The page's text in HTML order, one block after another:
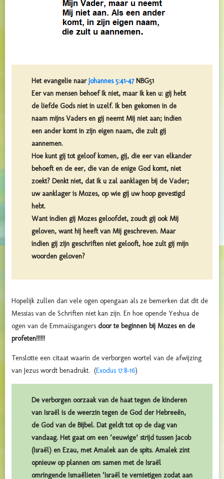
Het evangelie naar Johannes 5:41-47NBG51
Eer van mensen behoef Ik niet, maar Ik ken u: gij hebt
de liefde Gods niet in uzelf. Ik ben gekomen in de
naam mijns Vaders en gij neemt Mij niet aan; indien
een ander komt in zijn eigen naam, die zult gij
aannemen.
Hoe kunt gij tot geloof komen, gij, die eer van elkander
behoeft en de eer, die van de enige God komt, niet
zoekt? Denkt niet, dat Ik u zal aanklagen bij de Vader;
uw aanklager is Mozes, op wie gij uw hoop gevestigd
hebt.
Want indien gij Mozes geloofdet, zoudt gij ook Mij
geloven, want hij heeft van Mij geschreven. Maar
indien gij zijn geschriften niet gelooft, hoe zult gij mijn
woorden geloven?
Hopelijk zullen dan vele ogen opengaan als ze bemerken dat dit de
Messias van de Schriften niet kan zijn. En hoe opende Yeshua de
ogen van de Emmaüsgangers door te beginnen bij Mozes en de
profeten!!!!!!
Tenslotte een citaat waarin de verborgen wortel van de afwijzing
van Jezus wordt benadrukt. (Exodus 17:8-16)
De verborgen oorzaak van de haat tegen de kinderen
van Israël is de weerzin tegen de God der Hebreeën,
de God van de Bijbel. Dat geldt tot op de dag van
vandaag. Het gaat om een ‘eeuwige’ strijd tussen Jacob
(Israël) en Ezau, met Amalek aan de spits. Amalek zint
opnieuw op plannen om samen met de Israël
omringende Ismaëlieten ‘Israël te vernietigen zodat aan